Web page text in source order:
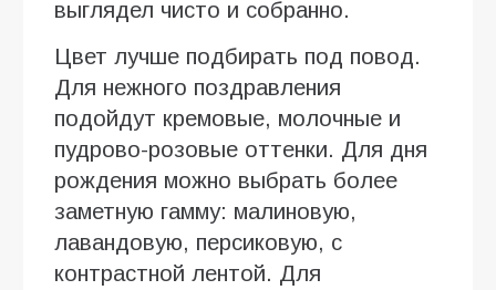
выглядел чисто и собранно.
Цвет лучше подбирать под повод.
Для нежного поздравления
подойдут кремовые, молочные и
пудрово-розовые оттенки. Для дня
рождения можно выбрать более
заметную гамму: малиновую,
лавандовую, персиковую, с
контрастной лентой. Для